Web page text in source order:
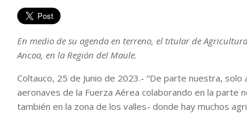
En medio de su agenda en terreno, el titular de
Ancoa, en la Región del Maule.
Coltauco, 25 de Junio de 2023.- “De parte nuestra,
aeronaves de la Fuerza Aérea colaborando en la parte
también en la zona de los valles- donde hay muchos